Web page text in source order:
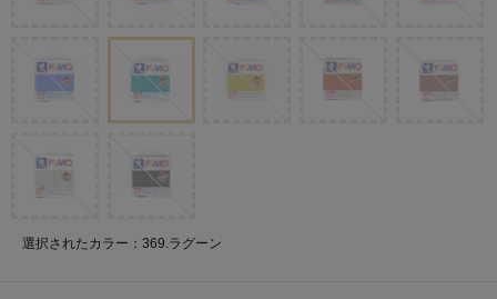
選択されたカラー：369.ラグーン